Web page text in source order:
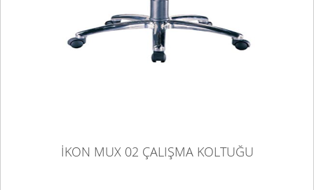
İKON MUX 02 ÇALIŞMA KOLTUĞU